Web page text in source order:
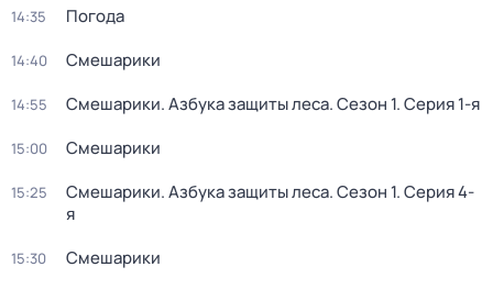
14:35 Погода
14:40 Смешарики
14:55 Смешарики. Азбука защиты леса. Сезон 1. Серия 1-я
15:00 Смешарики
15:25 Смешарики. Азбука защиты леса. Сезон 1. Серия 4-
я
15:30 Смешарики